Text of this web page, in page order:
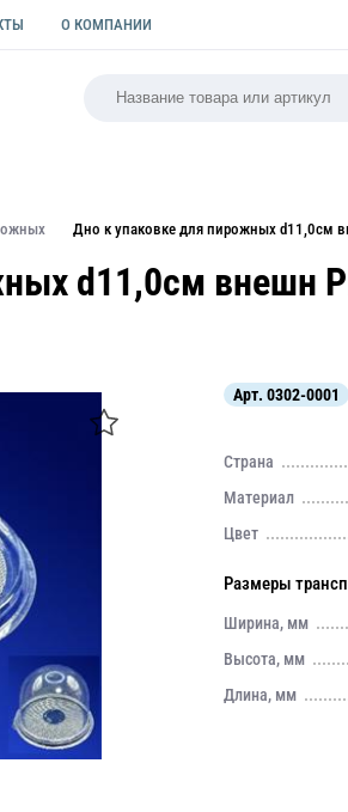
О КОМПАНИИ
Дно к упаковке для пирожных d11,0см
d11,0см внешн
Арт. 0302-0001
Страна
Материал
Цвет
Размеры
Ширина, мм
Высота, мм
Длина, мм